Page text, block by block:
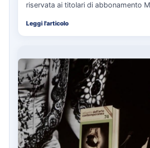
riservata ai titolari di abbonamento
Leggi l'articolo